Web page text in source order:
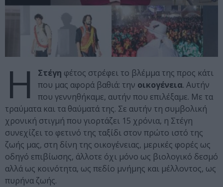
Η Στέγη φέτος στρέφει το βλέμμα της προς κάτι
που μας αφορά βαθιά: την οικογένεια. Αυτήν
που γεννηθήκαμε, αυτήν που επιλέξαμε. Με τα
τραύματα και τα θαύματά της. Σε αυτήν τη συμβολική
χρονική στιγμή που γιορτάζει 15 χρόνια, η Στέγη
συνεχίζει το φετινό της ταξίδι στον πρώτο ιστό της
ζωής μας, στη δίνη της οικογένειας, μερικές φορές ως
οδηγό επιβίωσης, άλλοτε όχι μόνο ως βιολογικό δεσμό
αλλά ως κοινότητα, ως πεδίο μνήμης και μέλλοντος, ως
πυρήνα ζωής.